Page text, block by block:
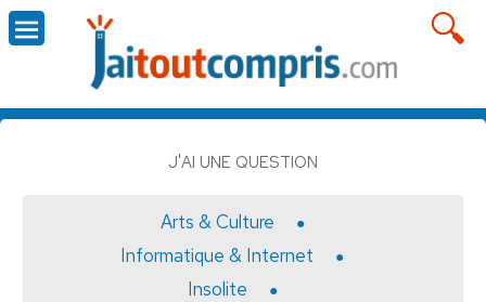
J'AI UNE QUESTION
Arts & Culture
Informatique & Internet
Insolite